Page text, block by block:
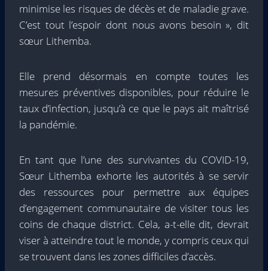
minimise les risques de décès et de maladie grave.
C’est tout l’espoir dont nous avons besoin », dit
sœur Lithemba.
Elle prend désormais en compte toutes les
mesures préventives disponibles, pour réduire le
taux d’infection, jusqu’à ce que le pays ait maîtrisé
la pandémie.
En tant que l’une des survivantes du COVID-19,
Sœur Lithemba exhorte les autorités à se servir
des ressources pour permettre aux équipes
d’engagement communautaire de visiter tous les
coins de chaque district. Cela, a-t-elle dit, devrait
viser à atteindre tout le monde, y compris ceux qui
se trouvent dans les zones difficiles d’accès.